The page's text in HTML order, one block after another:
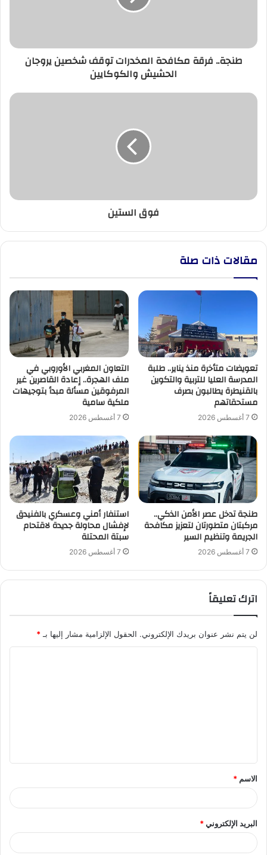
والكوكايين
طنجة.. فرقة مكافحة المخدرات توقف شخصين يروجان
الحشيش والكوكايين
فوق
فوق الستين
مقالات ذات صلة
تعويضات متأخرة منذ يناير.. طلبة
المدرسة العليا للتربية والتكوين
بالقنيطرة يطالبون بصرف
مستحقاتهم
7 أغسطس 2026
التعاون المغربي الأوروبي في
ملف الهجرة.. إعادة القاصرين غير
المرفوقين مسألة مبدأ بتوجيهات
ملكية سامية
7 أغسطس 2026
طنجة تدخل عصر الأمن الذكي..
مركبتان متطورتان لتعزيز مكافحة
الجريمة وتنظيم السير
7 أغسطس 2026
استنفار أمني وعسكري بالفنيدق
لإفشال محاولة جديدة لاقتحام
سبتة المحتلة
7 أغسطس 2026
اترك تعليقاً
لن يتم نشر عنوان بريدك الإلكتروني. الحقول الإلزامية مشار إليها بـ *
ق
*
الاسم *
البريد الإلكتروني*